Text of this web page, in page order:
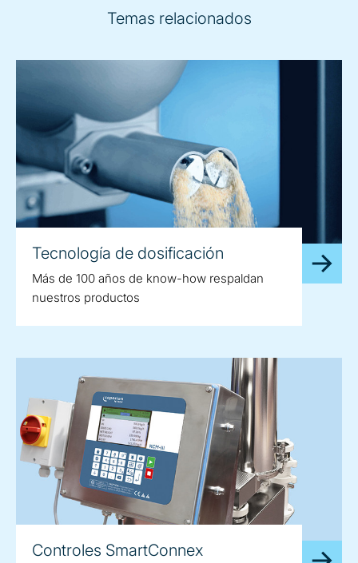
Temas relacionados
Tecnología de dosificación
Más de 100 años de know-how respaldan
nuestros productos
Controles SmartConnex